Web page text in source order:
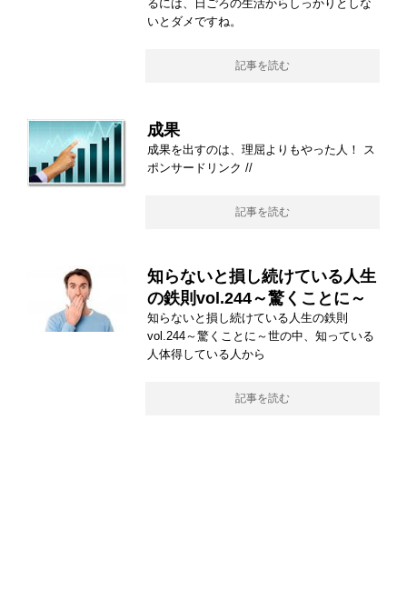
るには、日ごろの生活からしっかりとしな
いとダメですね。
記事を読む
成果
成果を出すのは、理屈よりもやった人！ ス
ポンサードリンク //
記事を読む
知らないと損し続けている人生
の鉄則vol.244～驚くことに～
知らないと損し続けている人生の鉄則
vol.244～驚くことに～世の中、知っている
人体得している人から
記事を読む